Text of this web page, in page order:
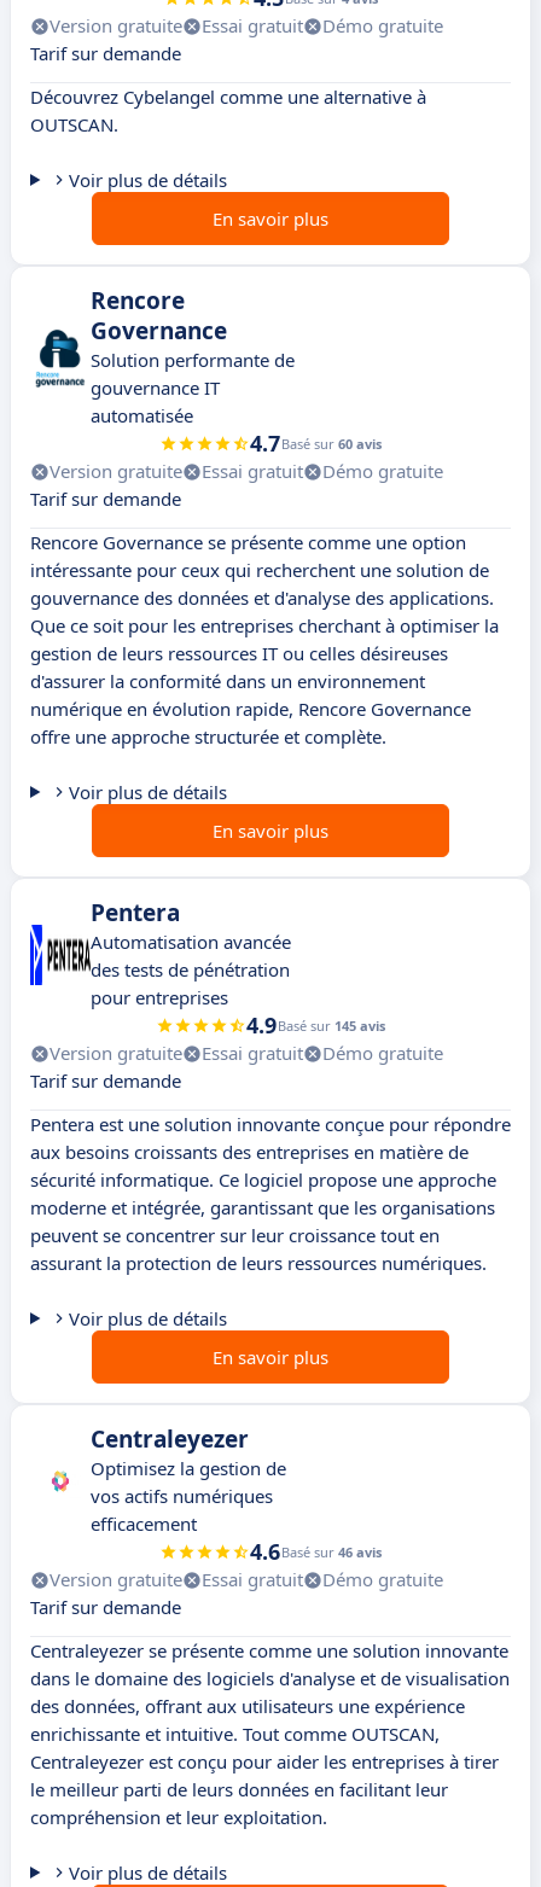
Version gratuite Essai gratuit
Démo gratuite
Tarif sur demande
Découvrez Cybelangel comme une alternative à
OUTSCAN.
Voir plus de détails
En savoir plus
Rencore
Governance
Solution performante de
gouvernance IT
automatisée
4.7Basé sur 60 avis
Version gratuite Essai gratuit
Démo gratuite
Tarif sur demande
Rencore Governance se présente comme une option
intéressante pour ceux qui recherchent une solution de
gouvernance des données et d'analyse des applications.
Que ce soit pour les entreprises cherchant à optimiser la
gestion de leurs ressources IT ou celles désireuses
d'assurer la conformité dans un environnement
numérique en évolution rapide, Rencore Governance
offre une approche structurée et complète.
Voir plus de détails
En savoir plus
Pentera
Automatisation avancée
des tests de pénétration
pour entreprises
4.9Basé sur 145 avis
Version gratuite Essai gratuit
Démo gratuite
Tarif sur demande
Pentera est une solution innovante conçue pour répondre
aux besoins croissants des entreprises en matière de
sécurité informatique. Ce logiciel propose une approche
moderne et intégrée, garantissant que les organisations
peuvent se concentrer sur leur croissance tout en
assurant la protection de leurs ressources numériques.
Voir plus de détails
En savoir plus
Centraleyezer
Optimisez la gestion de
vos actifs numériques
efficacement
4.6Basé sur 46 avis
Version gratuite Essai gratuit
Démo gratuite
Tarif sur demande
Centraleyezer se présente comme une solution innovante
dans le domaine des logiciels d'analyse et de visualisation
des données, offrant aux utilisateurs une expérience
enrichissante et intuitive. Tout comme OUTSCAN,
Centraleyezer est conçu pour aider les entreprises à tirer
le meilleur parti de leurs données en facilitant leur
compréhension et leur exploitation.
Voir plus de détails